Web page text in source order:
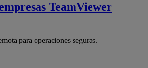
TeamViewer
para operaciones seguras.